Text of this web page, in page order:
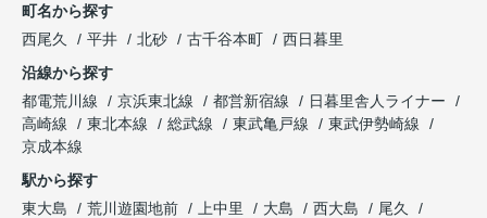
町名から探す
西尾久
平井 北砂 古千谷本町
西日暮里
沿線から探す
都電荒川線
京浜東北線 都営新宿線
日暮里舎人ライナー
高崎線
東北本線 総武線 東武亀戸線
東武伊勢崎線
京成本線
駅から探す
東大島
荒川遊園地前 上中里 大島 西大島
尾久